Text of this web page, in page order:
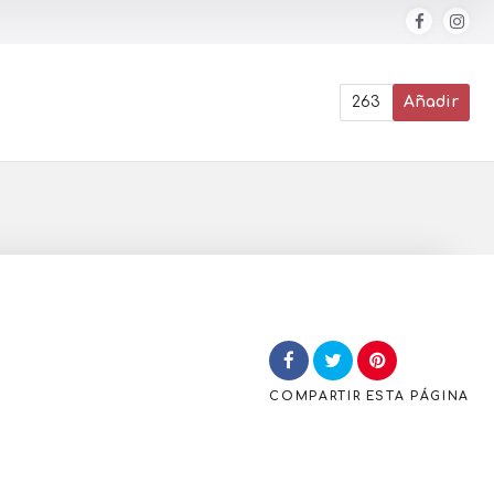
263 Añadir
COMPARTIR ESTA PÁGINA